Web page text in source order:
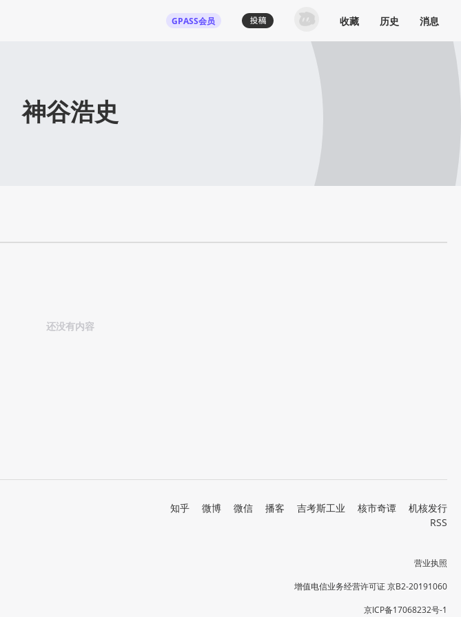
GPASS会员 收藏 历史 消息
神谷浩史
还没有内容
知乎 微博 微信 播客 吉考斯工业 核市奇谭
机核发行
RSS
营业执照
增值电信业务经营许可证 京B2-20191060
京ICP备17068232号-1